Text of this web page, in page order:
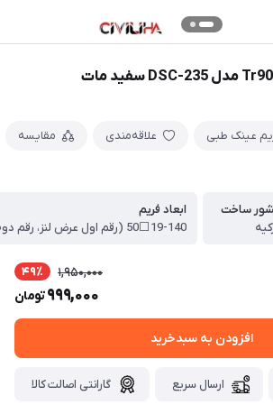
عینک طبی علاقه‌مندی مقایسه
ساخت
ابعاد فریم
1,950,000 49٪
999,000تومان
افزودن به سبدخرید
ارسال سریع گارانتی اصالت کالا